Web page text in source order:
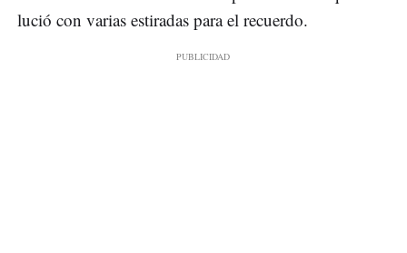
lució con varias estiradas para el recuerdo.